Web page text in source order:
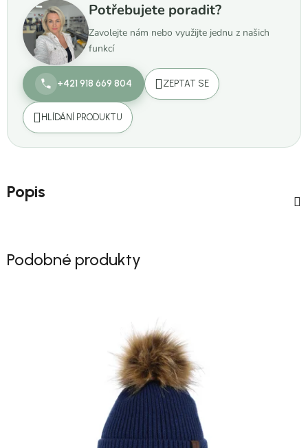
Potřebujete poradit?
Zavolejte nám nebo využijte jednu z našich
funkcí
+421 918 669 804 ZEPTAT SE
HLÍDÁNÍ PRODUKTU
Popis
Podobné produkty